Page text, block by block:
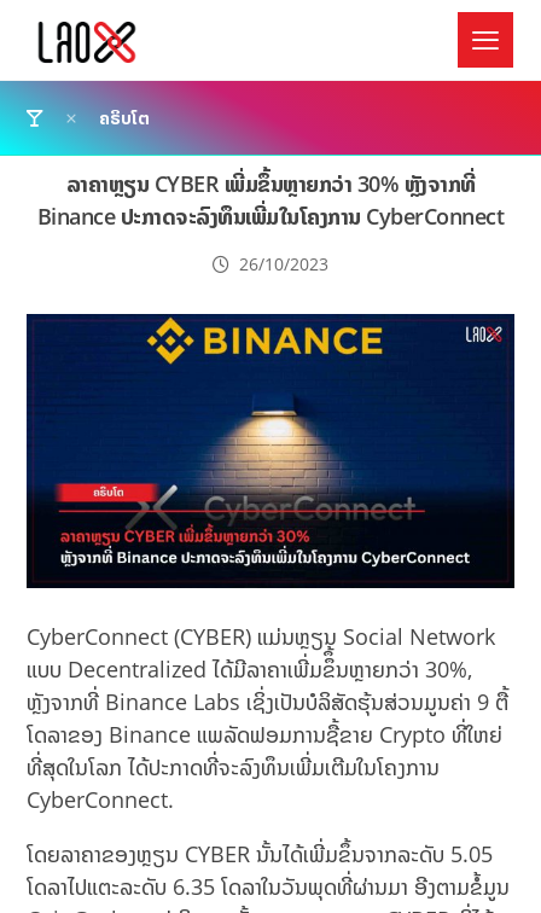
ຄຣິບໂຕ
ລາຄາຫຼຽນ CYBER ເພີ່ມຂຶ້ນຫຼາຍກວ່າ 30% ຫຼັງຈາກທີ່
Binance ປະກາດຈະລົງທຶນເພີ່ມໃນໂຄງການ CyberConnect
26/10/2023
CyberConnect (CYBER) ແມ່ນຫຼຽນ Social Network
ແບບ Decentralized ໄດ້ມີລາຄາເພີ່ມຂຶຶ້ນຫຼາຍກວ່າ 30%,
ຫຼັງຈາກທີ່ Binance Labs ເຊິ່ງເປັນບໍລິສັດຮຸ້ນສ່ວນມູນຄ່າ 9 ຕື້
ໂດລາຂອງ Binance ແພລັດຟອມການຊື້ຂາຍ Crypto ທີ່ໃຫຍ່
ທີ່ສຸດໃນໂລກ ໄດ້ປະກາດທີ່ຈະລົງທຶນເພີ່ມເຕີມໃນໂຄງການ
CyberConnect.
ໂດຍລາຄາຂອງຫຼຽນ CYBER ນັ້ນໄດ້ເພີ່ມຂຶ້ນຈາກລະດັບ 5.05
ໂດລາໄປແຕະລະດັບ 6.35 ໂດລາໃນວັນພຸດທີ່ຜ່ານມາ ອີງຕາມຂໍ້ມູນ